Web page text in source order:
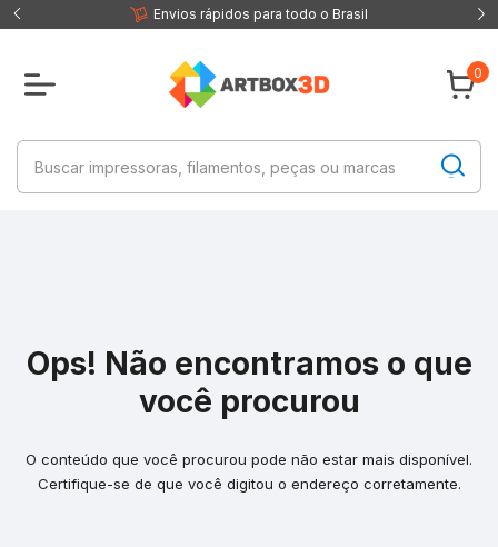
Envios rápidos para todo o Brasil
0
Ops! Não encontramos o que
você procurou
O conteúdo que você procurou pode não estar mais disponível.
Certifique-se de que você digitou o endereço corretamente.